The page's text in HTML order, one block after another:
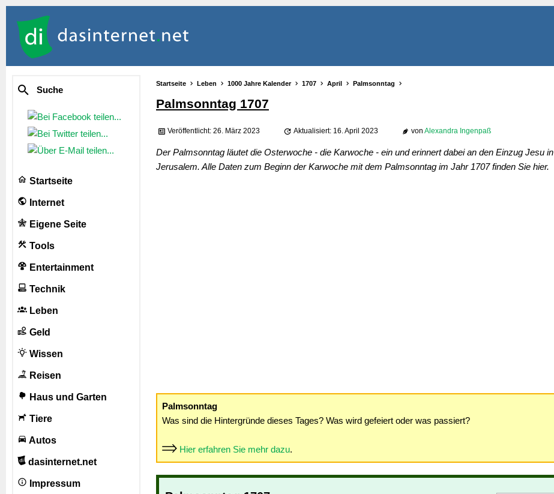
Suche
Startseite
Internet
Eigene Seite
Tools
Entertainment
Technik
Leben
Geld
Wissen
Reisen
Haus und Garten
Tiere
Autos
dasinternet.net
Impressum
Startseite Leben 1000 Jahre Kalender 1707 April Palmsonntag
Palmsonntag 1707
Veröffentlicht: 26. März 2023 Aktualisiert: 16. April 2023 von Alexandra Ingenpaß
Der Palmsonntag läutet die Osterwoche - die Karwoche - ein und erinnert dabei an den Einzug Jesu in
Jerusalem. Alle Daten zum Beginn der Karwoche mit dem Palmsonntag im Jahr 1707 finden Sie hier.
Palmsonntag
Was sind die Hintergründe dieses Tages? Was wird gefeiert oder was passiert?
Hier erfahren Sie mehr dazu.